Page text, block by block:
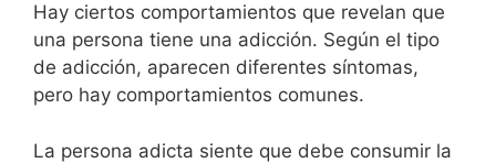
Hay ciertos comportamientos que revelan que
una persona tiene una adicción. Según el tipo
de adicción, aparecen diferentes síntomas,
pero hay comportamientos comunes.
La persona adicta siente que debe consumir la